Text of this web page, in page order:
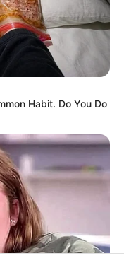
Habit. Do You Do